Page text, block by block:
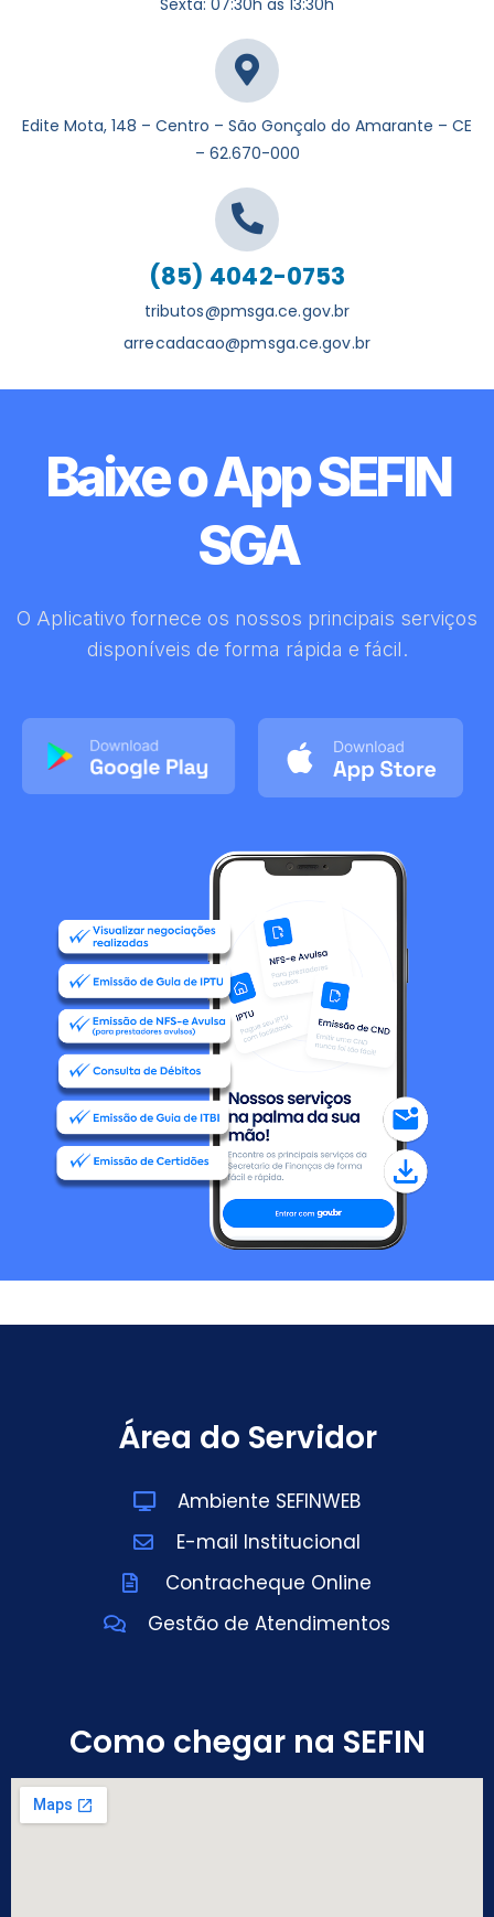
Edite Mota, 148 – Centro – São Gonçalo do Amarante – CE
– 62.670-000
(85) 4042-0753
tributos@pmsga.ce.gov.br
arrecadacao@pmsga.ce.gov.br
Baixe o App SEFIN
SGA
O Aplicativo fornece os nossos principais serviços
disponíveis de forma rápida e fácil.
Área do Servidor
Ambiente SEFINWEB
E-mail Institucional
Contracheque Online
Gestão de Atendimentos
Como chegar na SEFIN